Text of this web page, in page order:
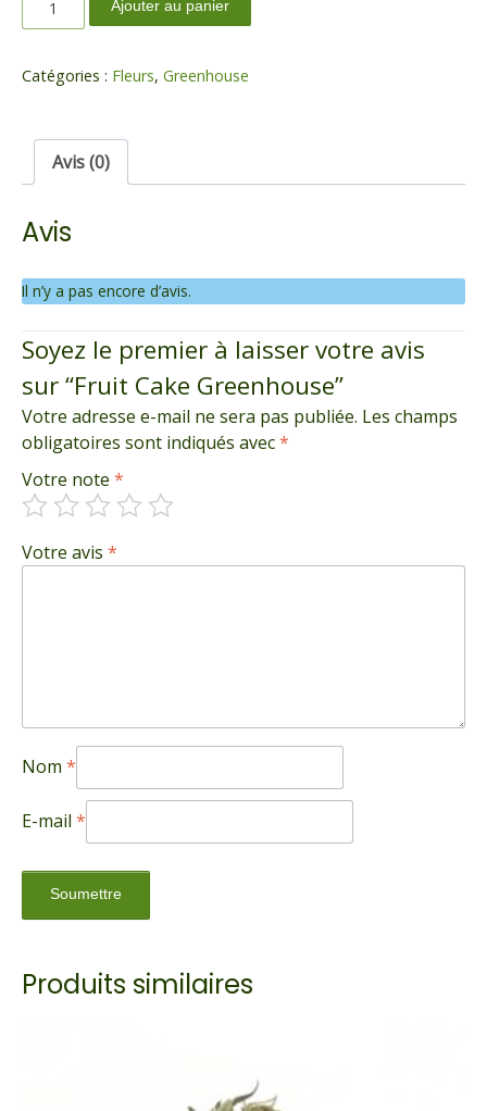
de
Cake
Ajouter au panier
Catégories : Fleurs, Greenhouse
Avis (0)
Avis
Il n’y a pas encore d’avis.
Soyez le premier à laisser votre avis
sur “Fruit Cake Greenhouse”
Votre adresse e-mail ne sera pas publiée. Les champs
obligatoires sont indiqués avec*
Votre note *
Votre avis *
Nom *
E-mail *
Produits similaires